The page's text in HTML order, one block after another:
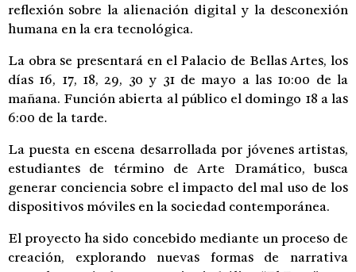
reflexión sobre la alienación digital y la desconexión
humana en la era tecnológica.
La obra se presentará en el Palacio de Bellas Artes, los
días 16, 17, 18, 29, 30 y 31 de mayo a las 10:00 de la
mañana. Función abierta al público el domingo 18 a las
6:00 de la tarde.
La puesta en escena desarrollada por jóvenes artistas,
estudiantes de término de Arte Dramático, busca
generar conciencia sobre el impacto del mal uso de los
dispositivos móviles en la sociedad contemporánea.
El proyecto ha sido concebido mediante un proceso de
creación, explorando nuevas formas de narrativa